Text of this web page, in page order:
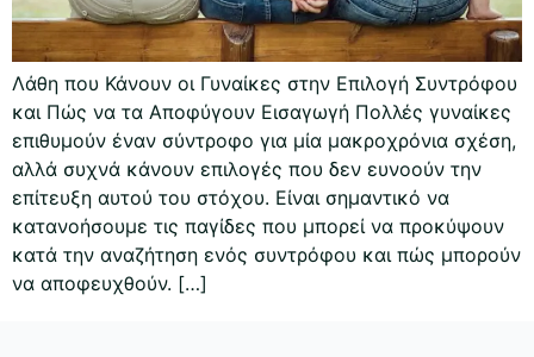
Λάθη που Κάνουν οι Γυναίκες στην Επιλογή Συντρόφου
και Πώς να τα Αποφύγουν Εισαγωγή Πολλές γυναίκες
επιθυμούν έναν σύντροφο για μία μακροχρόνια σχέση,
αλλά συχνά κάνουν επιλογές που δεν ευνοούν την
επίτευξη αυτού του στόχου. Είναι σημαντικό να
κατανοήσουμε τις παγίδες που μπορεί να προκύψουν
κατά την αναζήτηση ενός συντρόφου και πώς μπορούν
να αποφευχθούν. […]